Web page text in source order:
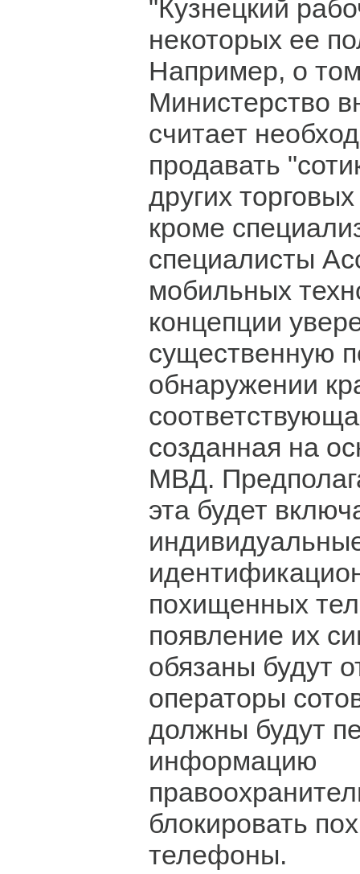
"Кузнецкий
некоторых ее
Например, о
Министерство
считает
продавать
других
кроме
специалисты
мобильных
концепции
существенную
обнаружении
созданная на
МВД.
эта будет
похищенных
появление их
обязаны будут
операторы
должны будут
информацию
блокировать
телефоны.